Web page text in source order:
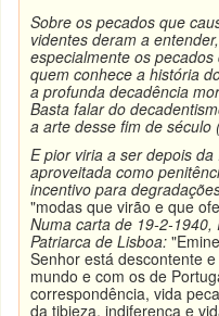
Sobre os pecados que
videntes deram a
especialmente os
quem conhece a história
a profunda decadência
Basta falar do
a arte desse fim de século
E pior viria a ser depois
aproveitada como
incentivo para
"modas que virão e que
Numa carta de 19-2-
Patriarca de Lisboa:
Senhor está descontente
mundo e com os de
correspondência, vida
da tibieza, indiferença e